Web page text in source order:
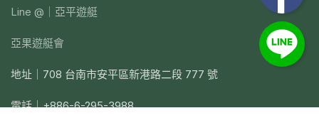
Line @｜亞平遊艇
亞果遊艇會
地址｜708 台南市安平區新港路二段 777 號
電話｜+886-6-295-3988